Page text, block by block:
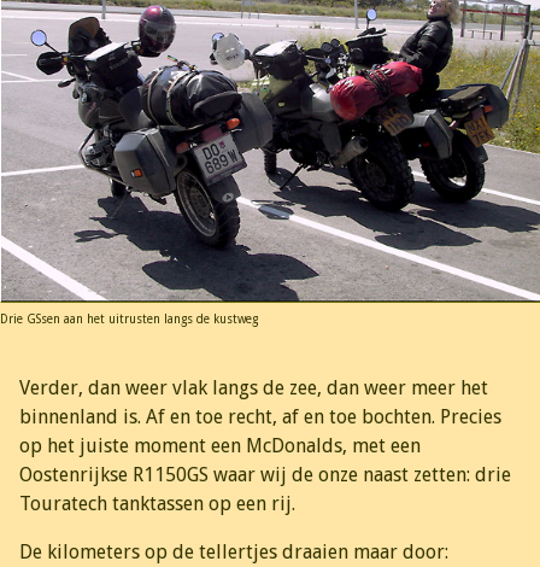
Drie GSsen aan het uitrusten langs de kustweg
Verder, dan weer vlak langs de zee, dan weer meer het
binnenland is. Af en toe recht, af en toe bochten. Precies
op het juiste moment een McDonalds, met een
Oostenrijkse R1150GS waar wij de onze naast zetten: drie
Touratech tanktassen op een rij.
De kilometers op de tellertjes draaien maar door: